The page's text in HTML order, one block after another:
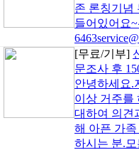
존 론칭기념
들어있어요
[무료/기부]
문조사 후
안녕하세요.
이상 거주를
대하여 의견
해 아픈 가
하시는 분.